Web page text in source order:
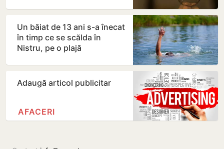
Un băiat de 13 ani s-a înecat
în timp ce se scălda în
Nistru, pe o plajă
Adaugă articol publicitar
AFACERI